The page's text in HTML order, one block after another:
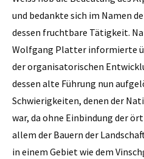
und bedankte sich im Namen
dessen fruchtbare Tätigkeit.
Wolfgang Platter informierte
der organisatorischen
dessen alte Führung nun
Schwierigkeiten, denen der
war, da ohne Einbindung der
allem der Bauern der
in einem Gebiet wie dem